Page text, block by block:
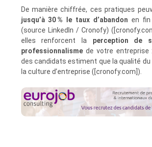
De manière chiffrée, ces pratiques
jusqu’à 30 % le taux d’abandon en fin
(source LinkedIn / Cronofy)
elles renforcent la perception de
professionnalismede votre
des candidats estiment que la qualité du
la culture d’entreprise ([cronofy.com]).